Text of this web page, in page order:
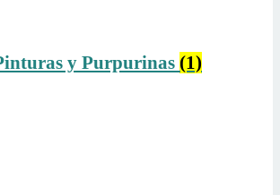
y Purpurinas (1)